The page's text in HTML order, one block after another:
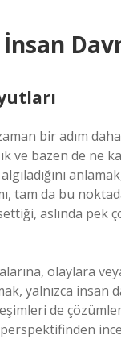
bir adım
ve bazen de ne
tam da bu
aslında pek
olaylara
yalnızca insan
de